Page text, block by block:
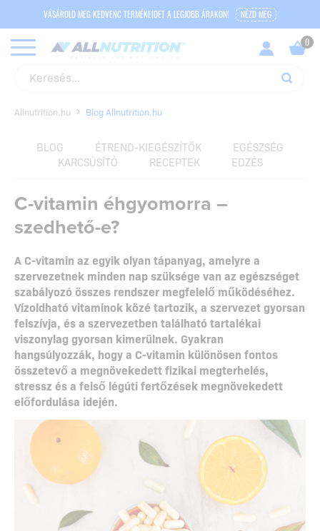
VÁSÁROLD MEG KEDVENC TERMÉKEIDET A LEGJOBB ÁRAKON! NÉZD MEG
Allnutrition.hu Blog Allnutrition.hu
BLOG ÉTREND-KIEGÉSZÍTŐK
EGÉSZSÉG
KARCSÚSÍTÓ
RECEPTEK EDZÉS
C-vitamin éhgyomorra –
szedhető-e?
A C-vitamin az egyik olyan tápanyag, amelyre a
szervezetnek minden nap szüksége van az egészséget
szabályozó összes rendszer megfelelő működéséhez.
Vízoldható vitaminok közé tartozik, a szervezet gyorsan
felszívja, és a szervezetben található tartalékai
viszonylag gyorsan kimerülnek. Gyakran
hangsúlyozzák, hogy a C-vitamin különösen fontos
összetevő a megnövekedett fizikai megterhelés,
stressz és a felső légúti fertőzések megnövekedett
előfordulása idején.